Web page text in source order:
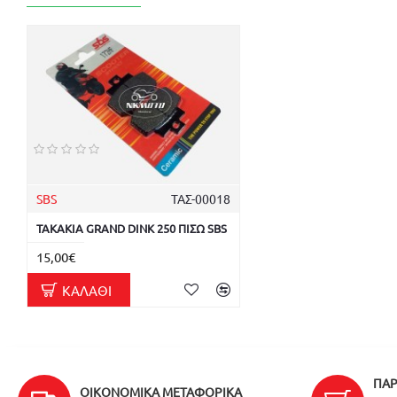
SBS ΤΑΣ-00018
ΤΑΚΑΚΙΑ GRAND DINK 250 ΠΙΣΩ SBS
15,00€
ΚΑΛΆΘΙ
ΟΙΚΟΝΟΜΙΚΆ ΜΕΤΑΦΟΡΙΚΆ